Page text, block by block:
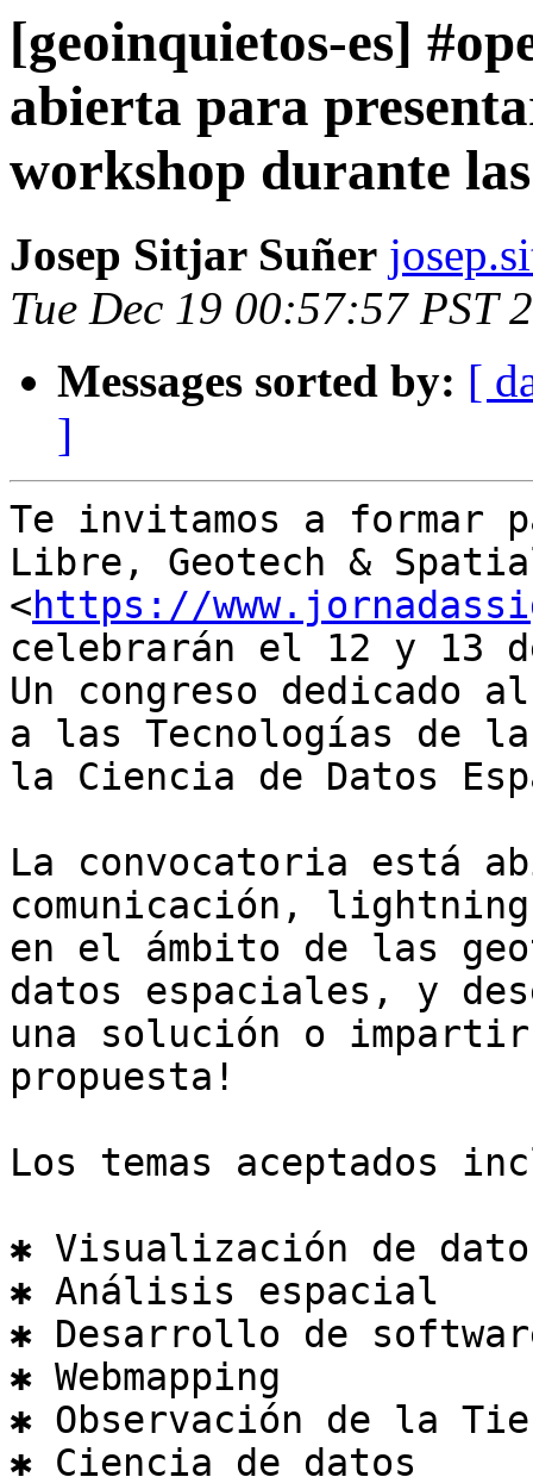
[geoinquietos-es]
abierta para
workshop durante
Josep Sitjar Suñer
Tue Dec 19 00:57:57 PST
Messages sorted by: [
]
Te invitamos a formar
Libre, Geotech &
<https://
celebrarán el 12 y 13
Un congreso dedicado
a las Tecnologías de
la Ciencia de Datos
La convocatoria está
comunicación,
en el ámbito de las
datos espaciales, y
una solución o
propuesta!
Los temas aceptados
✱ Visualización de
✱ Análisis espacial
✱ Desarrollo de
✱ Webmapping
✱ Observación de la
✱ Ciencia de datos